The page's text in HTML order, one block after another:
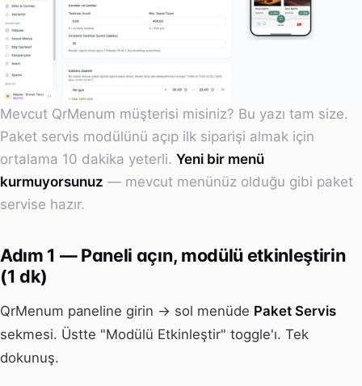
Mevcut QrMenum müşterisi misiniz? Bu yazı tam size.
Paket servis modülünü açıp ilk siparişi almak için
ortalama 10 dakika yeterli. Yeni bir menü
kurmuyorsunuz — mevcut menünüz olduğu gibi paket
servise hazır.
Adım 1 — Paneli açın, modülü etkinleştirin
(1 dk)
QrMenum paneline girin → sol menüde Paket Servis
sekmesi. Üstte "Modülü Etkinleştir" toggle'ı. Tek
dokunuş.